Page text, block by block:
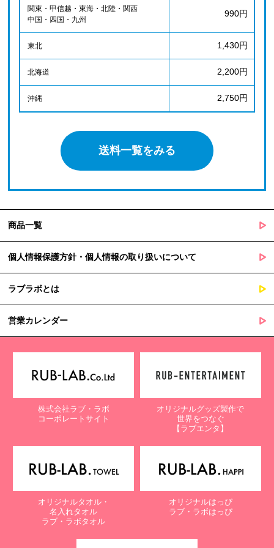
関東・甲信越・東海・北陸・関西
中国・四国・九州
990円
東北 1,430円
北海道 2,200円
沖縄 2,750円
送料一覧をみる
商品一覧
個人情報保護方針・個人情報の取り扱いについて
ラブラボとは
営業カレンダー
株式会社ラブ・ラボ
コーポレートサイト
オリジナルグッズ製作で
世界をつなぐ
【ラブエンタ】
オリジナルタオル・
名入れタオル
ラブ・ラボタオル
オリジナルはっぴ
ラブ・ラボはっぴ